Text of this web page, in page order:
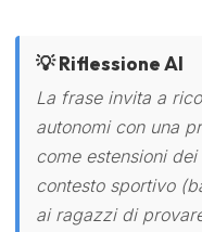
💡 Riflessione AI
La frase invita a
autonomi con una
come estensioni
contesto sportivo
ai ragazzi di